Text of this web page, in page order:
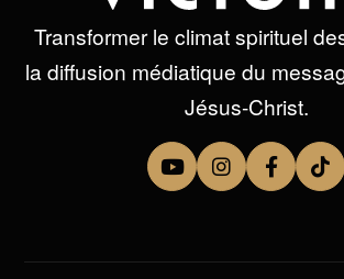
Transformer le climat spirituel
la diffusion médiatique du
Jésus-Christ.